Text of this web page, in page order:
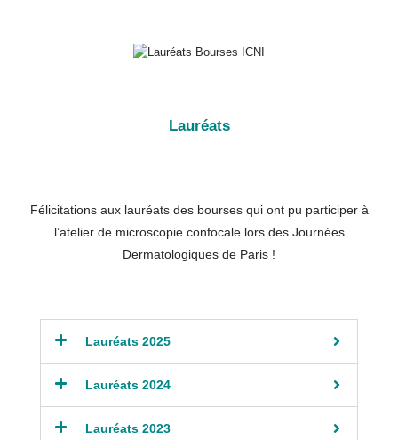
Lauréats
Félicitations aux lauréats des bourses qui ont pu participer à
l’atelier de microscopie confocale lors des Journées
Dermatologiques de Paris !
Lauréats 2025
Lauréats 2024
Lauréats 2023